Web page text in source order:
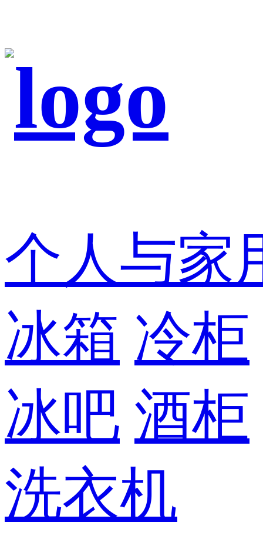
个人与家
冰箱 冷柜
冰吧 酒柜
洗衣机